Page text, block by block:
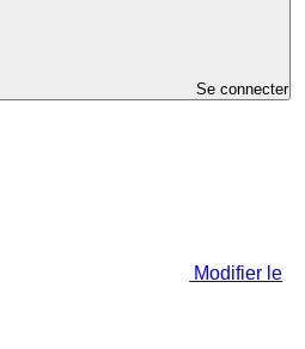
Se connecter
Modifier le